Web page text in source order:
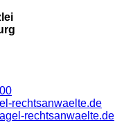
rechtsanwaelte.de
rechtsanwaelte.de